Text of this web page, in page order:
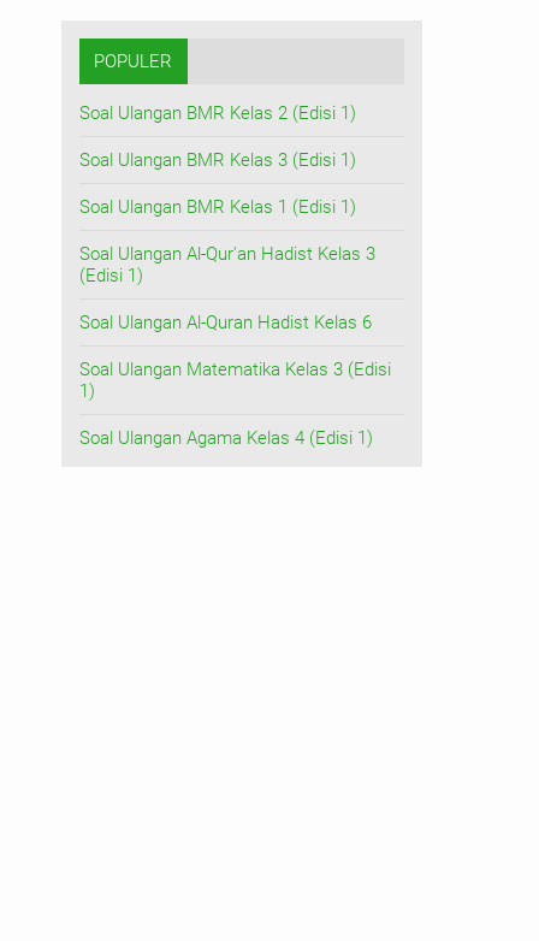
POPULER
Soal Ulangan BMR Kelas 2 (Edisi 1)
Soal Ulangan BMR Kelas 3 (Edisi 1)
Soal Ulangan BMR Kelas 1 (Edisi 1)
Soal Ulangan Al-Qur'an Hadist Kelas 3
(Edisi 1)
Soal Ulangan Al-Quran Hadist Kelas 6
Soal Ulangan Matematika Kelas 3 (Edisi
1)
Soal Ulangan Agama Kelas 4 (Edisi 1)